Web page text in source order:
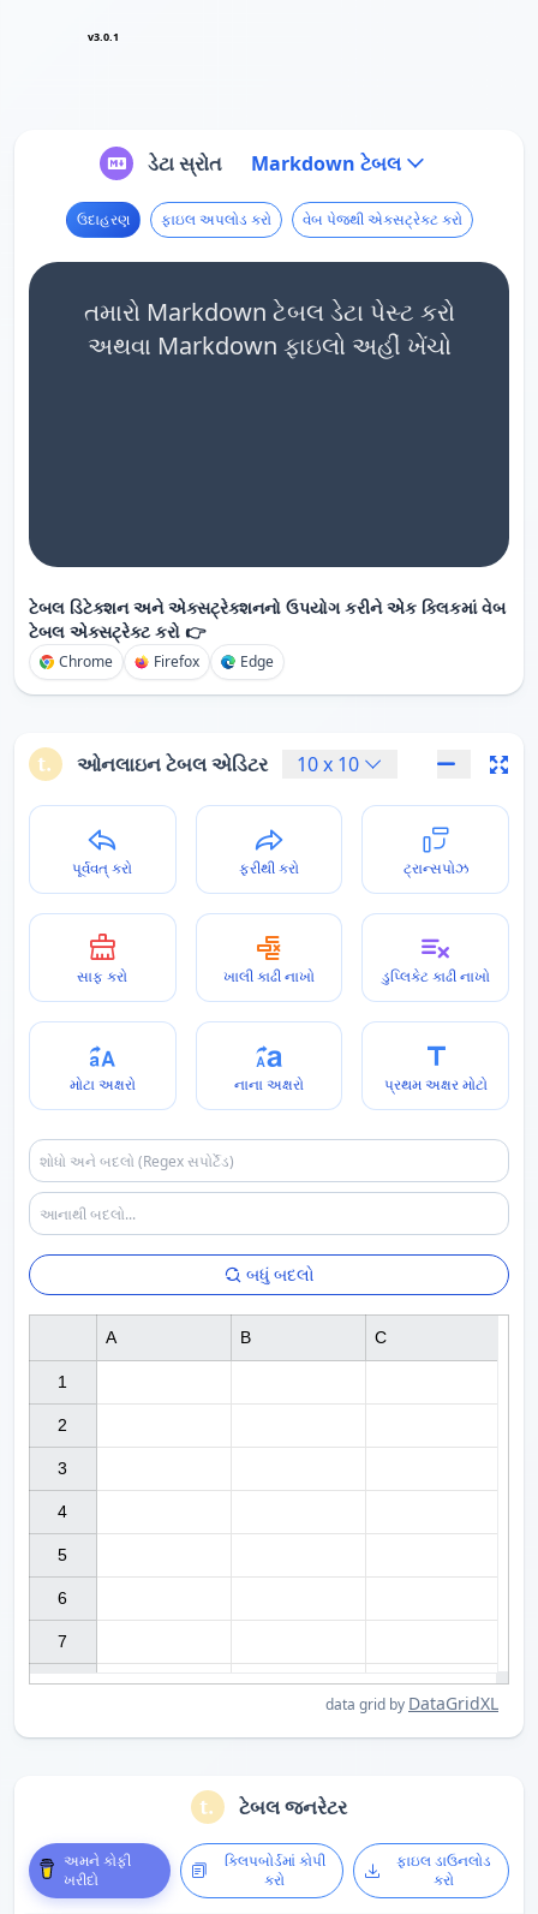
v3.0.1
ડેટા સ્રોત Markdown ટેબલ
ઉદાહરણ ફાઇલ અપલોડ કરો વેબ પેજથી એક્સટ્રેક્ટ કરો
તમારો Markdown ટેબલ ડેટા પેસ્ટ કરો
અથવા Markdown ફાઇલો અહીં ખેંચો
ટેબલ ડિટેક્શન અને એક્સટ્રેક્શનનો ઉપયોગ કરીને એક ક્લિકમાં વેબ
ટેબલ એક્સટ્રેક્ટ કરો 👉
Chrome Firefox Edge
ઓનલાઇન ટેબલ એડિટર 10x 10
પૂર્વવત્ કરો ફરીથી કરો ટ્રાન્સપોઝ
સાફ કરો ખાલી કાઢી નાખો ડુપ્લિકેટ કાઢી નાખો
મોટા અક્ષરો નાના અક્ષરો પ્રથમ અક્ષર મોટો
બધું બદલો
1
2
3
4
5
6
7
A B C
data grid by DataGridXL
ટેબલ જનરેટર
અમને કોફી
ખરીદો
ક્લિપબોર્ડમાં કોપી
કરો
ફાઇલ ડાઉનલોડ
કરો